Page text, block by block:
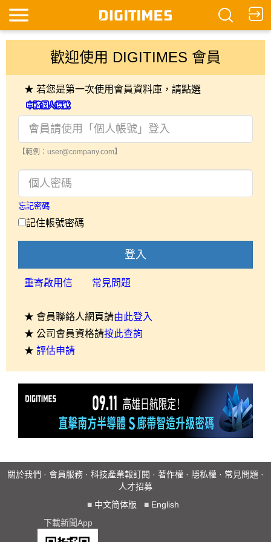
歡迎使用 DIGITIMES 會員
★ 若您是第一次使用會員資料庫，請點選
【範例：user@company.com】
忘記密碼
記住帳號密碼
登入
重寄啟用信 常見問題
★ 會員聯絡人網頁請由此登入
★ 公司會員資格請按此查詢
★ 評估申請
關於我們 · 會員服務 · 科技產業報訂閱 · 著作權 · 隱私權 · 常見問題 ·
人才招募
■ 中文简体版 ■ English
下載新聞App